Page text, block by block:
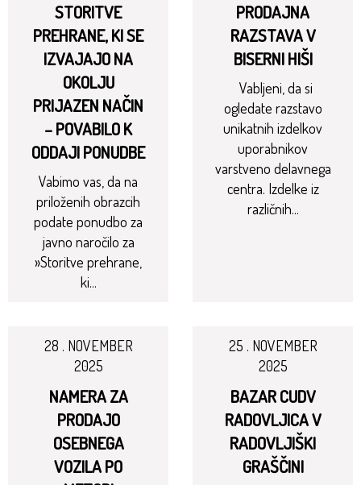
STORITVE
PREHRANE, KI SE
IZVAJAJO NA
OKOLJU
PRIJAZEN NAČIN
– POVABILO K
ODDAJI PONUDBE
Vabimo vas, da na
priloženih obrazcih
podate ponudbo za
javno naročilo za
»Storitve prehrane,
ki...
PRODAJNA
RAZSTAVA V
BISERNI HIŠI
Vabljeni, da si
ogledate razstavo
unikatnih izdelkov
uporabnikov
varstveno delavnega
centra. Izdelke iz
različnih...
28 . NOVEMBER
2025
NAMERA ZA
PRODAJO
OSEBNEGA
VOZILA PO
25 . NOVEMBER
2025
BAZAR CUDV
RADOVLJICA V
RADOVLJIŠKI
GRAŠČINI